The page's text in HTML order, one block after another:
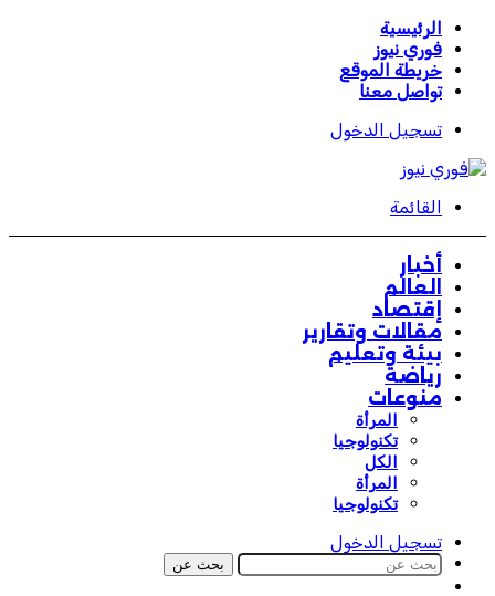
الرئيسية
فوري نيوز
خريطة الموقع
تواصل معنا
تسجيل الدخول
القائمة
أخبار
العالم
إقتصاد
مقالات وتقارير
بيئة وتعليم
رياضة
منوعات
المرأة
تكنولوجيا
الكل
المرأة
تكنولوجيا
تسجيل الدخول
بحث عن